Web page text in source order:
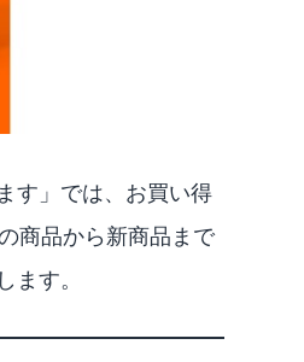
す」 では、お買い得
商品から新商品まで
す。